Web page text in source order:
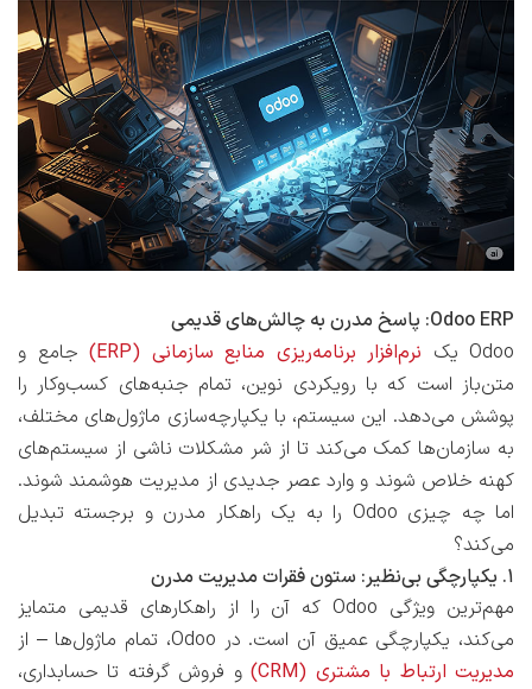
Odoo ERP: پاسخ مدرن به چالش‌های قدیمی
Odoo یک
نرم‌افزار برنامه‌ریزی منابع سازمانی (ERP)
جامع و
متن‌باز است که با رویکردی نوین، تمام جنبه‌های کسب‌وکار را
پوشش می‌دهد. این سیستم، با یکپارچه‌سازی ماژول‌های مختلف،
به سازمان‌ها کمک می‌کند تا از شر مشکلات ناشی از سیستم‌های
کهنه خلاص شوند و وارد عصر جدیدی از مدیریت هوشمند شوند.
اما چه چیزی Odoo را به یک راهکار مدرن و برجسته تبدیل
می‌کند؟
1. یکپارچگی بی‌نظیر: ستون فقرات مدیریت مدرن
مهم‌ترین ویژگی Odoo که آن را از راهکارهای قدیمی متمایز
می‌کند، یکپارچگی عمیق آن است. در Odoo، تمام ماژول‌ها – از
مدیریت ارتباط با مشتری (CRM)
و فروش گرفته تا حسابداری،